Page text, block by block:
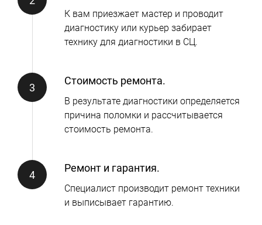
К вам приезжает мастер и проводит
диагностику или курьер забирает
технику для диагностики в СЦ.
Стоимость ремонта.
В результате диагностики определяется
причина поломки и рассчитывается
стоимость ремонта.
Ремонт и гарантия.
Специалист производит ремонт техники
и выписывает гарантию.